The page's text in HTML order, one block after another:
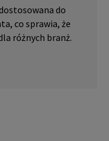
do
co sprawia, że
różnych branż.